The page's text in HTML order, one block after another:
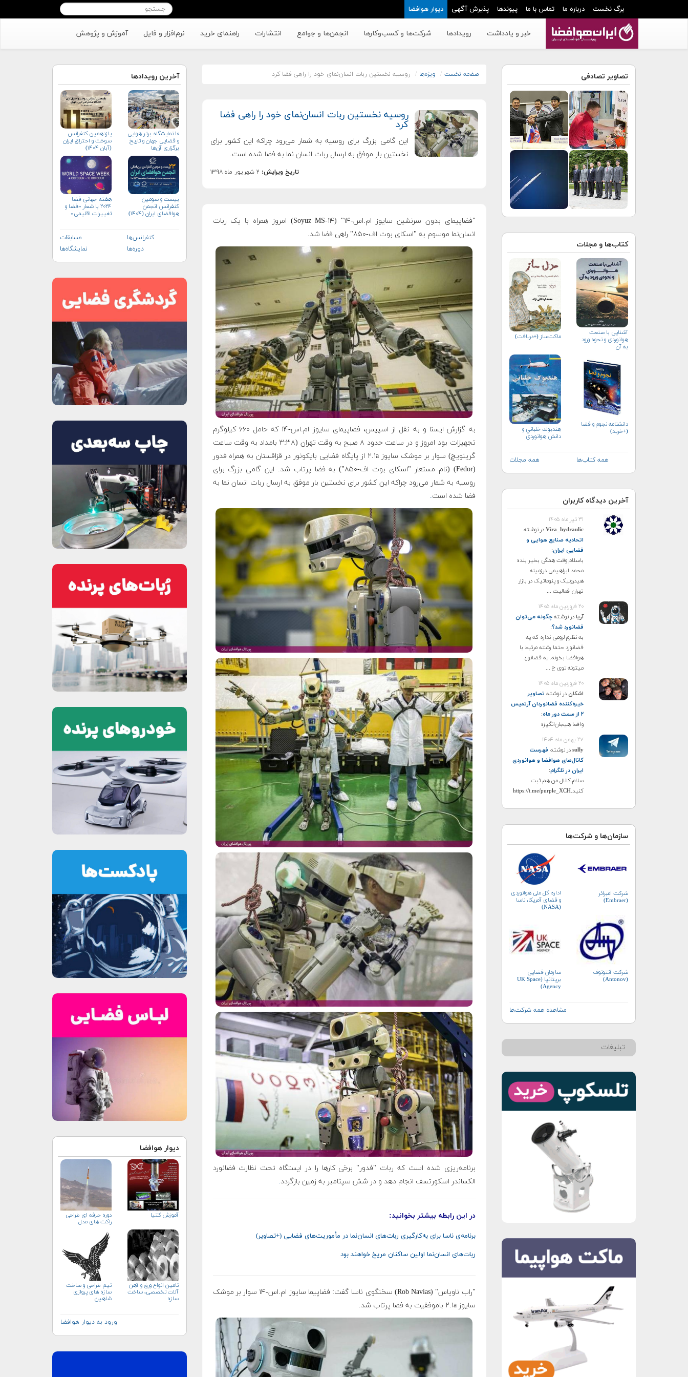
برگ نخست درباره ما تماس با ما پیوندها پذیرش آگهی دیوار هوافضا
خبر و یادداشت رویدادها شرکت‌ها و کسب‌وکار‌ها انجمن‌ها و جوامع انتشارات راهنمای خرید نرم‌افزار و فایل آموزش و پژوهش
تصاویر تصادفی
کتاب‌ها و مجلات
آشنایی با صنعت
هوانوردی و نحوه ورود
به آن
ماکت‌ساز (+دریافت)
دانشنامه نجوم و فضا
(+خرید)
هندبوك خلباني و
دانش هوانوردي
همه کتاب‌ها همه مجلات
آخرین دیدگاه کاربران
۳۱ تیر ماه ۱۴۰۵
Vira_hydraulicدر نوشته
اتحادیه صنایع هوایی و
فضایی ایران:
باسلام وقت همگی بخیر بنده
محمد ابراهیمی درزمینه
هیدرولیک و پنوماتیک در بازار
تهران فعالیت ...
۲۰ فروردین ماه ۱۴۰۵
آریادر نوشتهچگونه می‌توان
فضانورد شد؟:
به نظرم لزومی نداره که یه
فضانورد حتما رشته مرتبط با
هوافضا بخونه. یه فضانورد
میتونه توی ح ...
۲۰ فروردین ماه ۱۴۰۵
اشکاندر نوشته تصاویر
خیره‌کننده فضانوردان آرتمیس
۲ از سمت دور ماه
:
واقعا هیجان‌انگیزه
۲۷ بهمن ماه ۱۴۰۴
sullyدر نوشته فهرست
کانال‌های هوافضا و هوانوردی
ایران در تلگرام:
سلام کانال من هم ثبت
کنید.https://t.me/purple_XCH
سازمان‌ها و شرکت‌ها
شرکت امبرائر
(Embraer)
اداره کل ملی هوانوردی
و فضای آمریکا، ناسا
(NASA)
شرکت آنتونوف
(Antonov)
سازمان فضایی
بریتانیا (UK Space
Agency)
مشاهده همه شرکت‌ها
تبلیغات
صفحه نخست ویژه‌ها روسیه نخستین ربات انسان‌نمای خود را راهی فضا کرد
روسیه نخستین ربات انسان‌نمای خود را راهی فضا
کرد
این گامی بزرگ برای روسیه به شمار می‌رود چراکه این کشور برای
نخستین بار موفق به ارسال ربات انسان نما به فضا شده است.
تاریخ ویرایش: ۲ شهریور ماه ۱۳۹۸
"فضاپیمای بدون سرنشین سایوز ام.اس-۱۴" (Soyuz MS-۱۴) امروز همراه با یک ربات
انسان‌نما موسوم به "اسکای بوت اف-۸۵۰" راهی فضا شد.
به گزارش ایسنا و به نقل از اسپیس، فضاپیمای سایوز ام.اس-۱۴ که حامل ۶۶۰ کیلوگرم
تجهیزات بود امروز و در ساعت حدود ۸ صبح به وقت تهران (۳:۳۸ بامداد به وقت ساعت
گرینویچ) سوار بر موشک سایوز ۲.۱a از پایگاه فضایی بایکونور در قزاقستان به همراه فدور
(Fedor) (نام مستعار "اسکای بوت اف-۸۵۰") به فضا پرتاب شد. این گامی بزرگ برای
روسیه به شمار می‌رود چراکه این کشور برای نخستین بار موفق به ارسال ربات انسان نما به
فضا شده است.
برنامه‌ریزی شده است که ربات "فدور" برخی کارها را در ایستگاه تحت نظارت فضانورد
الکساندر اسکورتسف انجام دهد و در شش سپتامبر به زمین بازگردد.
در این رابطه بیشتر بخوانید:
برنامه‌ی ناسا برای به‌کارگیری ربات‌های انسان‌نما در مأموریت‌های فضایی (+تصاویر)
ربات‌های انسان‌نما اولین ساکنان مریخ خواهند بود
"راب ناویاس" (Rob Navias) سخنگوی ناسا گفت: فضاپیما سایوز ام.اس-۱۴ سوار بر موشک
سایوز ۲.۱a باموفقیت به فضا پرتاب شد.
آخرین رویدادها
۱۰ نمایشگاه برتر هوایی
و فضایی جهان و تاریخ
برگزاری آن‌ها
یازدهمین کنفرانس
سوخت و احتراق ایران
(آبان‌ ۱۴۰۴)
بیست و سومین
کنفرانس انجمن
هوافضای ايران (۱۴۰۴)
هفته جهانی فضا
۲۰۲۴ با شعار «فضا و
تغییرات اقلیمی»
کنفرانس‌ها
مسابقات
دوره‌ها
نمایشگاه‌ها
دیوار هوافضا
آموزش کتیا
دوره حرفه ای طراحی
راکت های مدل
تامین انواع ورق و آهن
آلات تخصصی، ساخت
سازه
تيم طراحى و ساخت
سازه هاى پروازى
شاهين
ورود به دیوار هوافضا